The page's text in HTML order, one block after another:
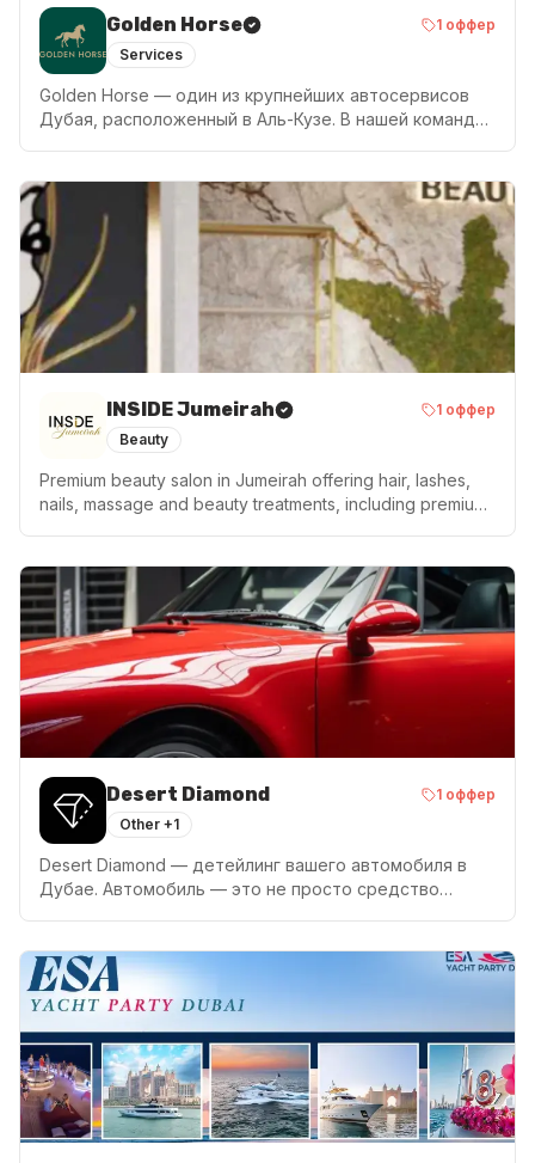
Golden Horse 1 оффер
Services
Golden Horse — один из крупнейших автосервисов
Дубая, расположенный в Аль-Кузе. В нашей команде
оборудовании. Обслуживаясь у нас, вы всегда
будете уверены в своём автомобиле. Услуги: — ТО и
диагностика — Слесарные работы и электрика —
Кузовной ремонт и восстановление —
Профессиональная покраска — Шиномонтаж, сход-
развал — Обслуживание кондиционеров —
Диагностика перед покупкой 📍 Дубай, Al Quoz
Industrial Area 3, 22nd Street, Warehouse 4 ⭐ Рейтинг
INSIDE Jumeirah 1 оффер
Beauty
Premium beauty salon in Jumeirah offering hair, lashes,
nails, massage and beauty treatments, including premium
Desert Diamond 1 оффер
Other +1
Desert Diamond — детейлинг вашего автомобиля в
Дубае. Автомобиль — это не просто средство
виде.